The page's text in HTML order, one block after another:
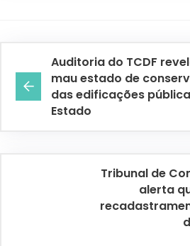
Auditoria do TCDF
mau estado de
das edificações
Estado
Tribunal de
alerta